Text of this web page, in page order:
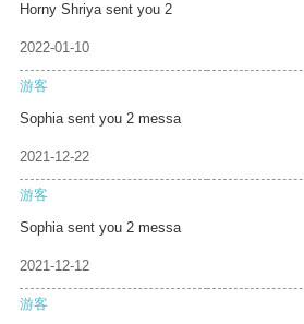
Horny Shriya sent you 2
2022-01-10
游客
Sophia sent you 2 messa
2021-12-22
游客
Sophia sent you 2 messa
2021-12-12
游客